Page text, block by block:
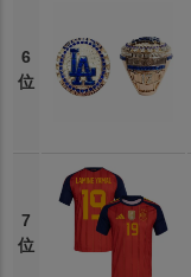
6
位
7
位